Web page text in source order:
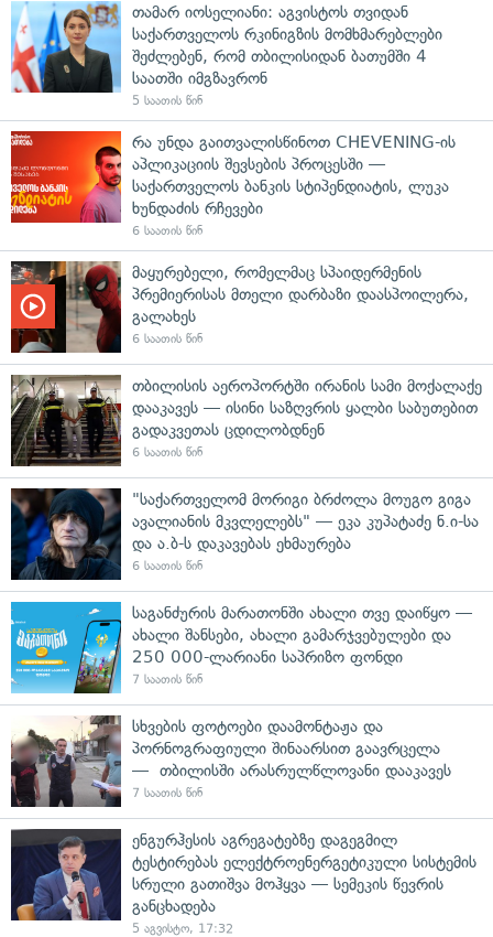
თამარ იოსელიანი: აგვისტოს თვიდან
საქართველოს რკინიგზის მომხმარებლები
შეძლებენ, რომ თბილისიდან ბათუმში 4
საათში იმგზავრონ
5 საათის წინ
რა უნდა გაითვალისწინოთ CHEVENING-ის
აპლიკაციის შევსების პროცესში —
საქართველოს ბანკის სტიპენდიატის, ლუკა
ხუნდაძის რჩევები
6 საათის წინ
მაყურებელი, რომელმაც სპაიდერმენის
პრემიერისას მთელი დარბაზი დაასპოილერა,
გალახეს
6 საათის წინ
თბილისის აეროპორტში ირანის სამი მოქალაქე
დააკავეს — ისინი საზღვრის ყალბი საბუთებით
გადაკვეთას ცდილობდნენ
6 საათის წინ
"საქართველომ მორიგი ბრძოლა მოუგო გიგა
ავალიანის მკვლელებს" — ეკა კუპატაძე ნ.ი-სა
და ა.ბ-ს დაკავებას ეხმაურება
6 საათის წინ
საგანძურის მარათონში ახალი თვე დაიწყო —
ახალი შანსები, ახალი გამარჯვებულები და
250 000-ლარიანი საპრიზო ფონდი
7 საათის წინ
სხვების ფოტოები დაამონტაჟა და
პორნოგრაფიული შინაარსით გაავრცელა
— თბილისში არასრულწლოვანი დააკავეს
7 საათის წინ
ენგურჰესის აგრეგატებზე დაგეგმილ
ტესტირებას ელექტროენერგეტიკული სისტემის
სრული გათიშვა მოჰყვა — სემეკის წევრის
განცხადება
5 აგვისტო, 17:32